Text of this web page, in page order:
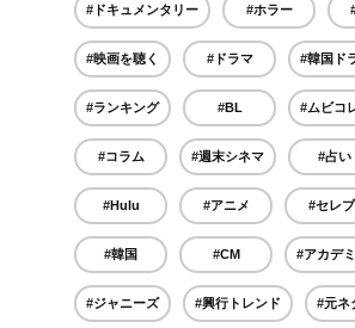
#ドキュメンタリー #ホラー
#映画を聴く #ドラマ #韓国ド
#ランキング #BL #ムビコ
#コラム #週末シネマ #占い
#Hulu #アニメ #セレブ
#韓国 #CM #アカデ
#ジャニーズ #興行トレンド #元ネ